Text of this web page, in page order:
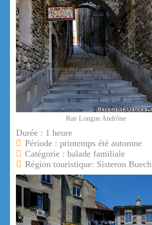
Rue Longue Andrône
Durée : 1 heure
Période : printemps été automne
Catégorie : balade familiale
Région touristique: Sisteron Buech